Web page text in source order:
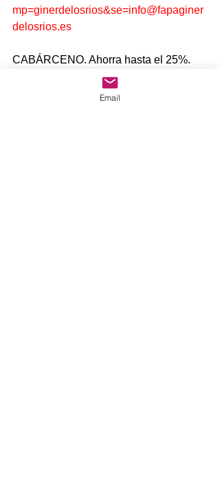
mp=ginerdelosrios&se=info@fapaginer
delosrios.es
CABÁRCENO. Ahorra hasta el 25%.
https://diverclick.es/ofertas/index.php?
id_product=864&id_product_attribute=1
Email